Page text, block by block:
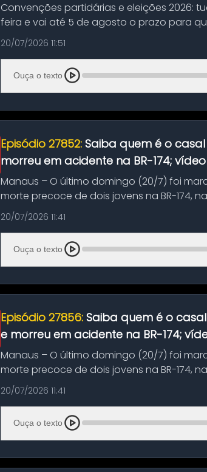
Convenções partidárias e eleições 2026:
feira e vai até 5 de agosto o prazo para
suas convençõ...
20/07/2026 11:51
Ouça o texto
Episódio 27852: Saiba quem é o
morreu em acidente na BR-174; vídeo
Manaus – O último domingo (20/7) foi
morte precoce de dois jovens na BR-174,
típico café regio...
20/07/2026 11:41
Ouça o texto
Episódio 27856: Saiba quem é o
e morreu em acidente na BR-174;
Manaus – O último domingo (20/7) foi
morte precoce de dois jovens na BR-174,
típico café regio...
20/07/2026 11:41
Ouça o texto